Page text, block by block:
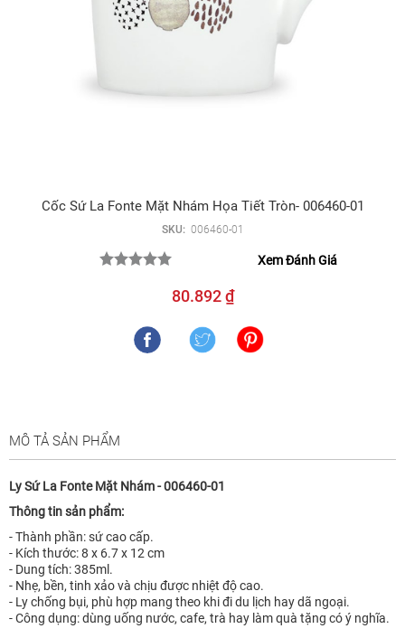
Cốc Sứ La Fonte Mặt Nhám Họa Tiết Tròn- 006460-01
SKU: 006460-01
Xem Đánh Giá
80.892 ₫
MÔ TẢ SẢN PHẨM
Ly Sứ La Fonte Mặt Nhám - 006460-01
Thông tin sản phẩm:
- Thành phần: sứ cao cấp.
- Kích thước: 8 x 6.7 x 12 cm
- Dung tích: 385ml.
- Nhẹ, bền, tinh xảo và chịu được nhiệt độ cao.
- Ly chống bụi, phù hợp mang theo khi đi du lịch hay dã ngoại.
- Công dụng: dùng uống nước, cafe, trà hay làm quà tặng có ý nghĩa.